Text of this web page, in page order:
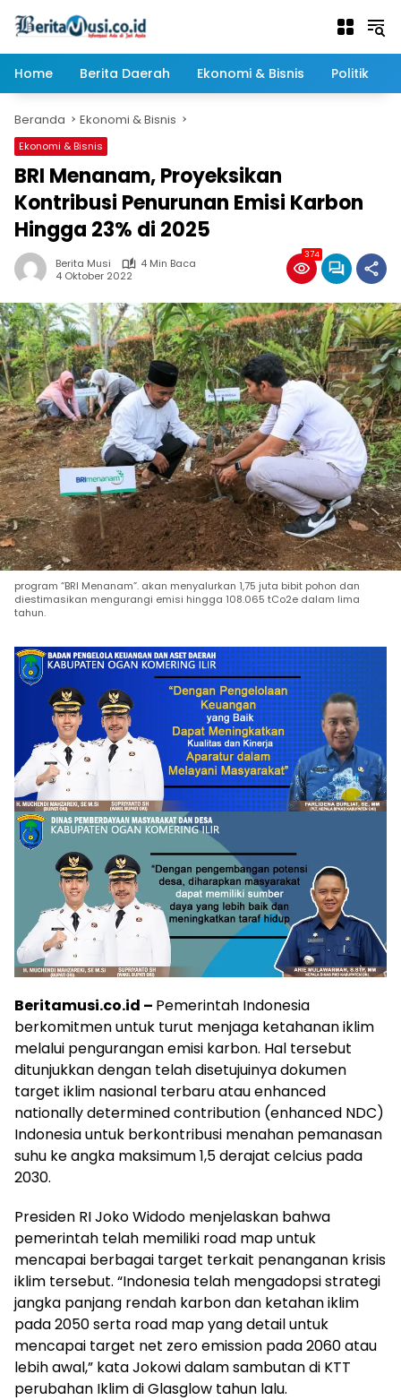
Home
Berita Daerah Ekonomi & Bisnis Politik
Beranda Ekonomi & Bisnis
Ekonomi & Bisnis
BRI Menanam, Proyeksikan
Kontribusi Penurunan Emisi Karbon
Hingga 23% di 2025
Berita Musi
4 Min Baca
4 Oktober 2022
374
program “BRI Menanam”. akan menyalurkan 1,75 juta bibit pohon dan
diestimasikan mengurangi emisi hingga 108.065 tCo2e dalam lima
tahun.
Beritamusi.co.id – Pemerintah Indonesia
berkomitmen untuk turut menjaga ketahanan iklim
melalui pengurangan emisi karbon. Hal tersebut
ditunjukkan dengan telah disetujuinya dokumen
target iklim nasional terbaru atau enhanced
nationally determined contribution (enhanced NDC)
Indonesia untuk berkontribusi menahan pemanasan
suhu ke angka maksimum 1,5 derajat celcius pada
2030.
Presiden RI Joko Widodo menjelaskan bahwa
pemerintah telah memiliki road map untuk
mencapai berbagai target terkait penanganan krisis
iklim tersebut. “Indonesia telah mengadopsi strategi
jangka panjang rendah karbon dan ketahan iklim
pada 2050 serta road map yang detail untuk
mencapai target net zero emission pada 2060 atau
lebih awal,” kata Jokowi dalam sambutan di KTT
perubahan Iklim di Glasglow tahun lalu.